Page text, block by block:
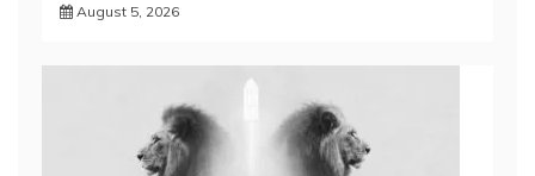
August 5, 2026